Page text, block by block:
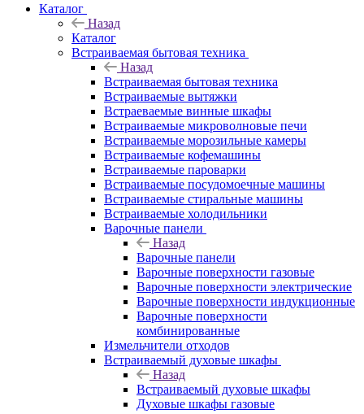
Каталог
Назад
Каталог
Встраиваемая бытовая техника
Назад
Встраиваемая бытовая техника
Встраиваемые вытяжки
Встраеваемые винные шкафы
Встраиваемые микроволновые печи
Встраиваемые морозильные камеры
Встраиваемые кофемашины
Встраиваемые пароварки
Встраиваемые посудомоечные машины
Встраиваемые стиральные машины
Встраиваемые холодильники
Варочные панели
Назад
Варочные панели
Варочные поверхности газовые
Варочные поверхности электрические
Варочные поверхности индукционные
Варочные поверхности
комбинированные
Измельчители отходов
Встраиваемый духовые шкафы
Назад
Встраиваемый духовые шкафы
Духовые шкафы газовые